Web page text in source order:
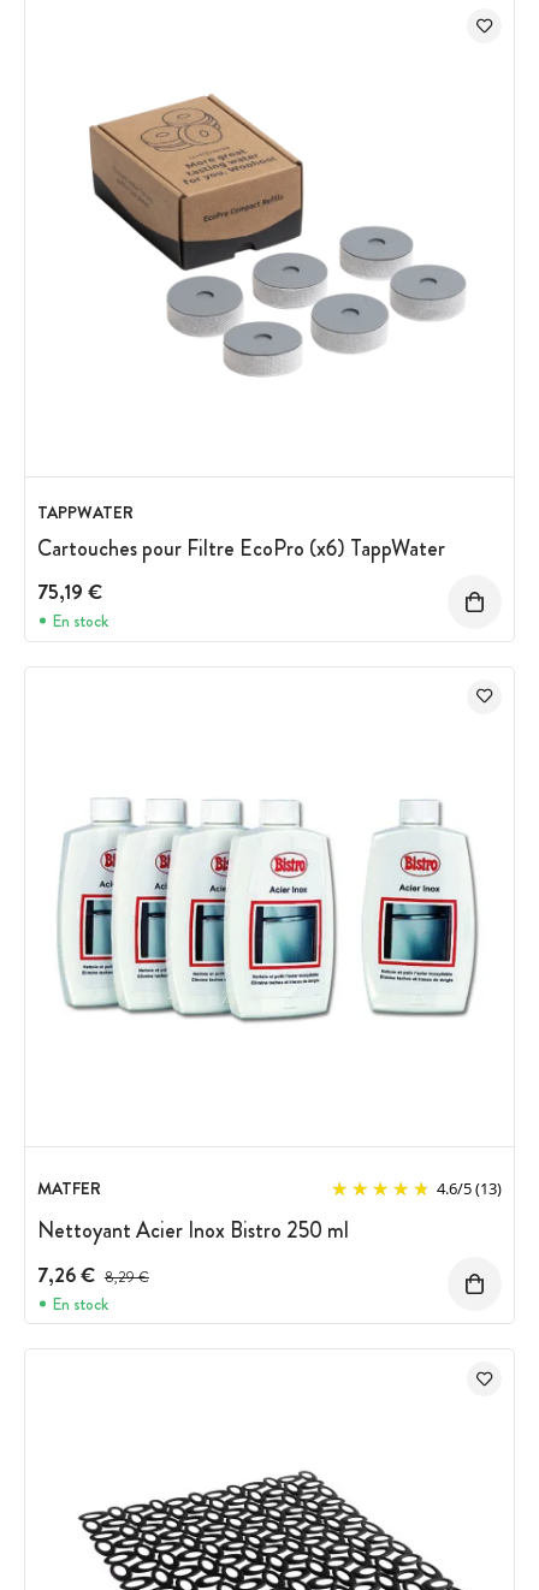
TAPPWATER
Cartouches pour Filtre EcoPro (x6) TappWater
75,19 €
En stock
MATFER 4.6/5(13)
Nettoyant Acier Inox Bistro 250 ml
7,26 € Prix avant réduction :
8,29 €
En stock